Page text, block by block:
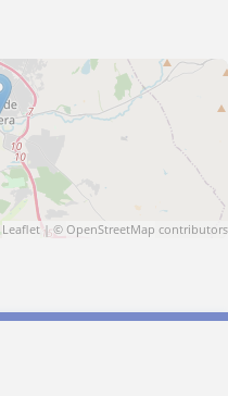
Leaflet | © OpenStreetMap contributors